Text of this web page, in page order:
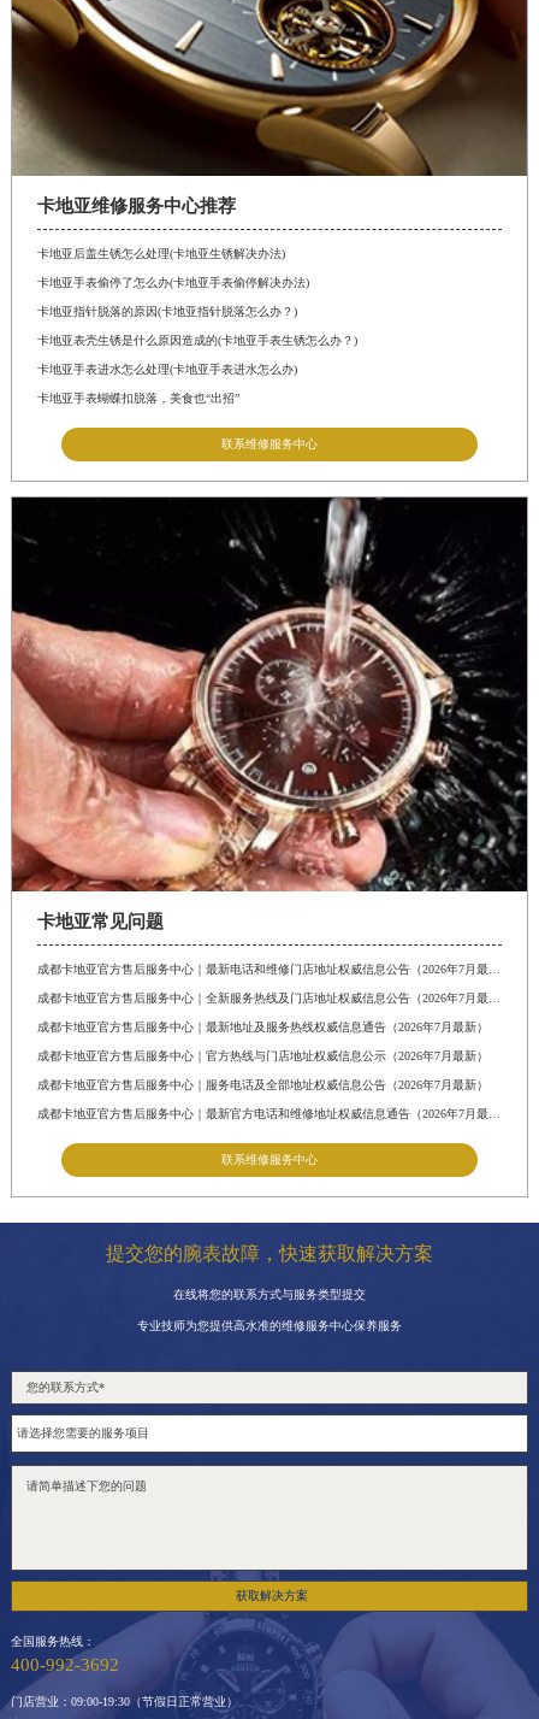
卡地亚维修服务中心推荐
卡地亚后盖生锈怎么处理(卡地亚生锈解决办法)
卡地亚手表偷停了怎么办(卡地亚手表偷停解决办法)
卡地亚指针脱落的原因(卡地亚指针脱落怎么办？)
卡地亚表壳生锈是什么原因造成的(卡地亚手表生锈怎么办？)
卡地亚手表进水怎么处理(卡地亚手表进水怎么办)
卡地亚手表蝴蝶扣脱落，美食也“出招”
联系维修服务中心
卡地亚常见问题
成都卡地亚官方售后服务中心｜最新地址及服务热线权威信息通告（2026年7月最新）
成都卡地亚官方售后服务中心｜官方热线与门店地址权威信息公示（2026年7月最新）
成都卡地亚官方售后服务中心｜服务电话及全部地址权威信息公告（2026年7月最新）
联系维修服务中心
提交您的腕表故障，快速获取解决方案
在线将您的联系方式与服务类型提交
专业技师为您提供高水准的维修服务中心保养服务
获取解决方案
全国服务热线：
400-992-3692
门店营业：09:00-19:30（节假日正常营业）